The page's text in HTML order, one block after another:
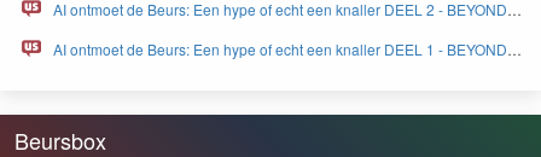
AI ontmoet de Beurs: Een hype of echt een knaller DEEL 2 - BEYOND
AI ontmoet de Beurs: Een hype of echt een knaller DEEL 1 - BEYOND
Beursbox